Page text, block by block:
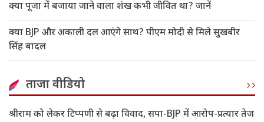
क्या पूजा में बजाया जाने वाला शंख कभी जीवित था? जानें
क्या BJP और अकाली दल आएंगे साथ? पीएम मोदी से मिले सुखबीर
सिंह बादल
ताजा वीडियो
श्रीराम को लेकर टिप्पणी से बढ़ा विवाद, सपा-BJP में आरोप-प्रत्यार तेज